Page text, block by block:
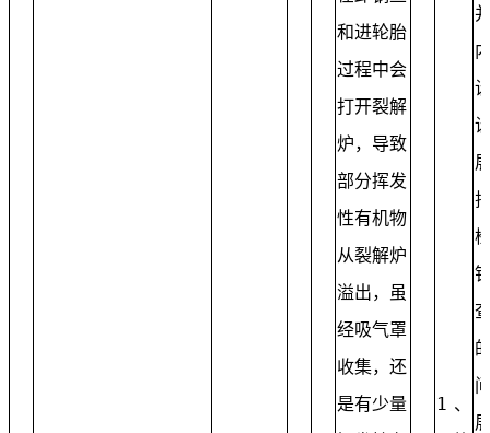
和进轮胎
过程中会
打开裂解
炉，导致
部分挥发
性有机物
从裂解炉
溢出，虽
经吸气罩
收集，还
是有少量
1、